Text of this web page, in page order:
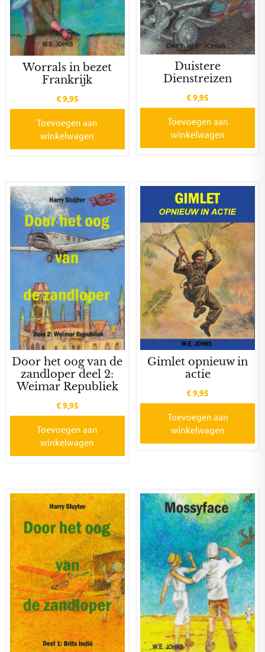
Worrals in bezet
Frankrijk
€9,95
Toevoegen aan
winkelwagen
Duistere
Dienstreizen
€9,95
Toevoegen aan
winkelwagen
Door het oog van de
zandloper deel 2:
Weimar Republiek
€9,95
Toevoegen aan
winkelwagen
Gimlet opnieuw in
actie
€9,95
Toevoegen aan
winkelwagen